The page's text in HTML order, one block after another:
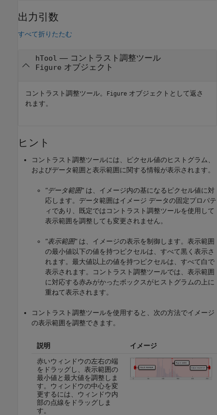
出力引数
すべて折りたたむ
hTool — コントラスト調整ツール
Figure オブジェクト
コントラスト調整ツール。 Figure オブジェクトとして返さ
れます。
ヒント
コントラスト調整ツールには、ピクセル値のヒストグラム、
およびデータ範囲と表示範囲に関する情報が表示されます。
"データ範囲"は、イメージ内の基になるピクセル値に対
応します。データ範囲はイメージ データの固定プロパテ
ィであり、既定ではコントラスト調整ツールを使用して
表示範囲を調整しても変更されません。
"表示範囲"は、イメージの表示を制御します。表示範囲
の最小値以下の値を持つピクセルは、すべて黒く表示さ
れます。最大値以上の値を持つピクセルは、すべて白で
表示されます。コントラスト調整ツールでは、表示範囲
に対応する赤みがかったボックスがヒストグラムの上に
重ねて表示されます。
コントラスト調整ツールを使用すると、次の方法でイメージ
の表示範囲を調整できます。
説明
イメージ
赤いウィンドウの左右の端
をドラッグし、表示範囲の
最小値と最大値を調整しま
す。ウィンドウの中心を変
更するには、ウィンドウ内
部の点線をドラッグしま
す。